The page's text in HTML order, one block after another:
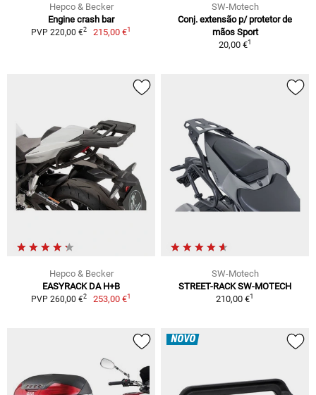
Hepco & Becker
Engine crash bar
PVP 220,00 €2 215,00 €1
SW-Motech
Conj. extensão p/ protetor de
mãos Sport
20,00 €1
Hepco & Becker
EASYRACK DA H+B
PVP 260,00 €2 253,00 €1
SW-Motech
STREET-RACK SW-MOTECH
210,00 €1
NOVO